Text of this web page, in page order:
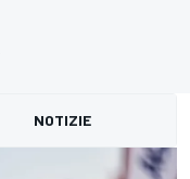
NOTIZIE